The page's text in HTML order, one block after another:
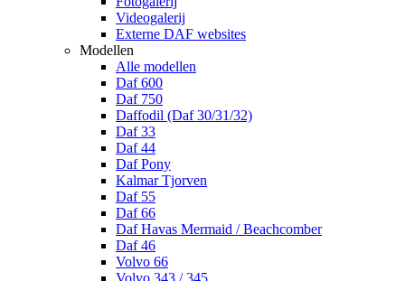
Videogalerij
Externe DAF websites
Modellen
Alle modellen
Daf 600
Daf 750
Daffodil (Daf 30/31/32)
Daf 33
Daf 44
Daf Pony
Kalmar Tjorven
Daf 55
Daf 66
Daf Havas Mermaid / Beachcomber
Daf 46
Volvo 66
Volvo 343 / 345